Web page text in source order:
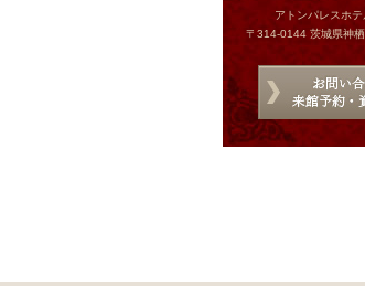
アトンパレスホ
〒314-0144 茨城県神